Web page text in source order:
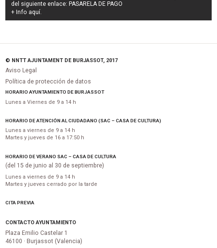
del siguiente enlace: PASARELA DE PAGO
+ Info aquí.
© NNTT AJUNTAMENT DE BURJASSOT, 2017
Aviso Legal
Política de protección de datos
HORARIO AYUNTAMIENTO DE BURJASSOT
Lunes a Viernes de 9 a 14 h
HORARIO DE ATENCIÓN AL CIUDADANO (SAC – CASA DE CULTURA)
Lunes a viernes de 9 a 14 h
Martes y jueves de 16 a 17:50 h
HORARIO DE VERANO SAC – CASA DE CULTURA
(del 15 de junio al 30 de septiembre)
Lunes a viernes de 9 a 14 h
Martes y jueves cerrado por la tarde
CITA PREVIA
CONTACTO AYUNTAMIENTO
Plaza Emilio Castelar 1
46100 · Burjassot (Valencia)